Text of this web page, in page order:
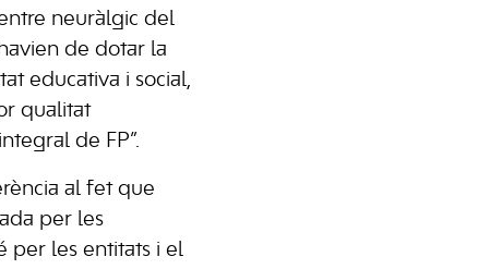
neuràlgic del
de dotar la
educativa i social,
qualitat
de FP”.
al fet que
per les
per les entitats i el